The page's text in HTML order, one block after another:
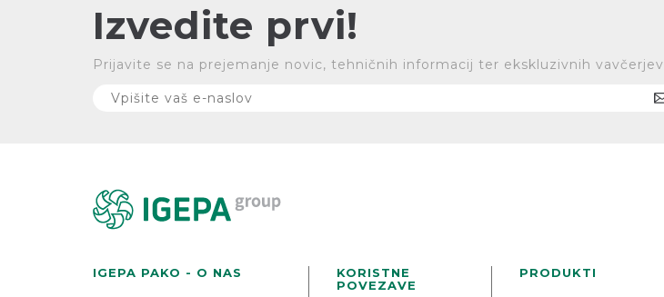
Izvedite prvi!
Prijavite se na prejemanje novic, tehničnih informacij ter ekskluzivnih vavčerjev
IGEPA PAKO - O NAS
KORISTNE
POVEZAVE
PRODUKTI